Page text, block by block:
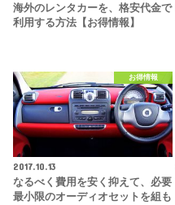
海外のレンタカーを、格安代金で
利用する方法【お得情報】
お得情報
2017.10.13
なるべく費用を安く抑えて、必要
最小限のオーディオセットを組も